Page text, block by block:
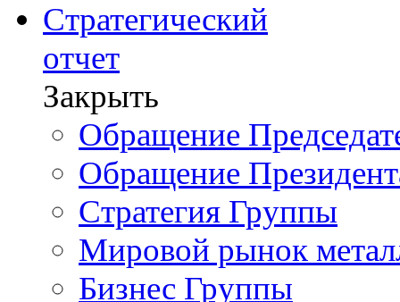
Стратегический
отчет
Закрыть
Обращение
Обращение
Стратегия Группы
Мировой рынок
Бизнес Группы